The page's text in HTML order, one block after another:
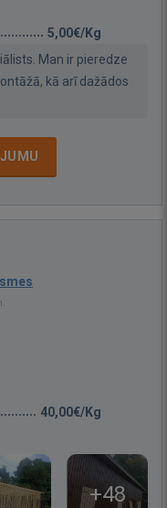
5,00€/Kg
Man ir pieredze
kā arī dažādos
40,00€/Kg
+48